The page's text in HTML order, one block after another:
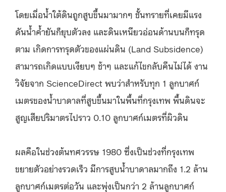
โดยเมื่อน้ำใต้ดินถูกสูบขึ้นมามากๆ ชั้นทรายที่เคยมีแรง
ดันน้ำค้ำยันก็ยุบตัวลง และดินเหนียวอ่อนด้านบนก็ทรุด
ตาม เกิดการทรุดตัวของแผ่นดิน (Land Subsidence)
สามารถเกิดแบบเงียบๆ ช้าๆ และแก้ไขกลับคืนไม่ได้ งาน
วิจัยจาก ScienceDirect พบว่าสำหรับทุก 1 ลูกบาศก์
เมตรของน้ำบาดาลที่สูบขึ้นมาในพื้นที่กรุงเทพ พื้นดินจะ
สูญเสียปริมาตรไปราว 0.10 ลูกบาศก์เมตรที่ผิวดิน
ผลคือในช่วงต้นทศวรรษ 1980 ซึ่งเป็นช่วงที่กรุงเทพ
ขยายตัวอย่างรวดเร็ว มีการสูบน้ำบาดาลมากถึง 1.2 ล้าน
ลูกบาศก์เมตรต่อวัน และพุ่งเป็นกว่า 2 ล้านลูกบาศก์